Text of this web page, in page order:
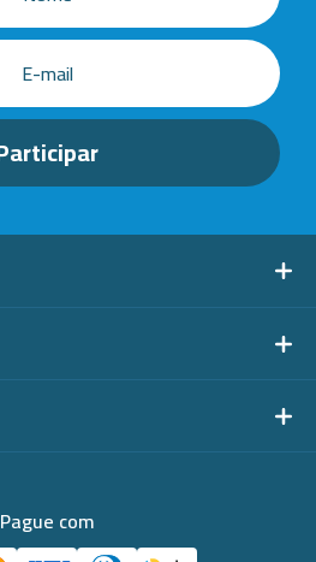
Pague com